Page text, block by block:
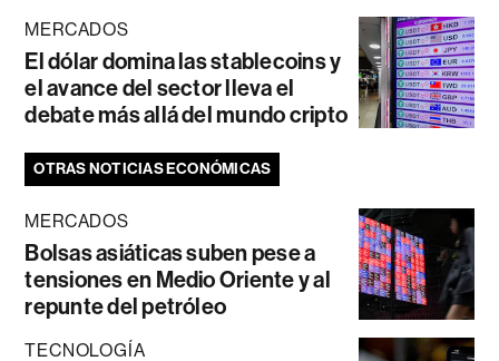
MERCADOS
El dólar domina las stablecoins y
el avance del sector lleva el
debate más allá del mundo cripto
OTRAS NOTICIAS ECONÓMICAS
MERCADOS
Bolsas asiáticas suben pese a
tensiones en Medio Oriente y al
repunte del petróleo
TECNOLOGÍA